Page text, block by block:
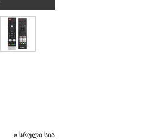
» სრული სია